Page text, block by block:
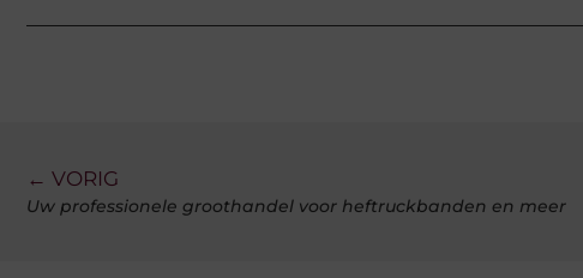
← VORIG
Uw professionele groothandel voor heftruckbanden en meer